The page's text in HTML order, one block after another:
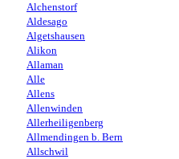
Alchenstorf
Aldesago
Algetshausen
Alikon
Allaman
Alle
Allens
Allenwinden
Allerheiligenberg
Allmendingen b. Bern
Allschwil